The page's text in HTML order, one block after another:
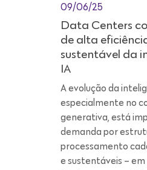
09/06/25
Data Centers
de alta
sustentável da
IA
A evolução da
especialmente no
generativa, está
demanda por
processamento
e sustentáveis –